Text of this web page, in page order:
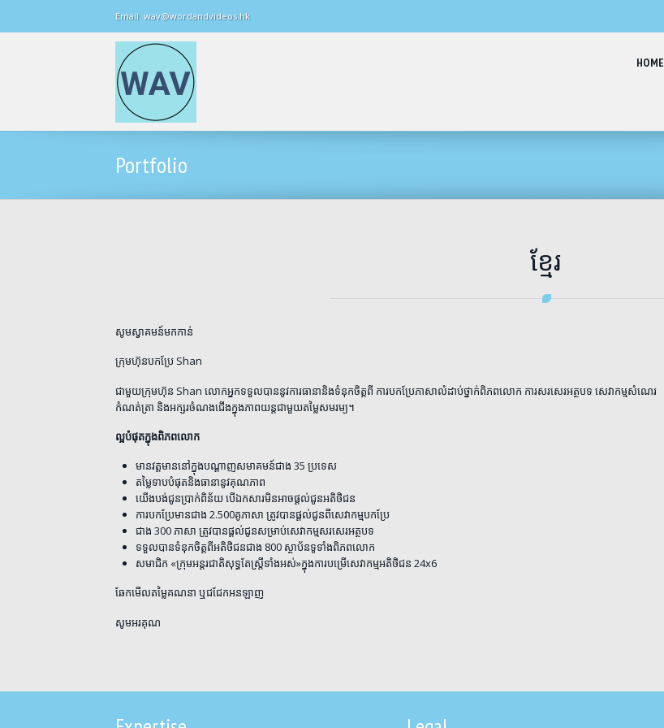
Email: wav@wordandvideos.hk
HOME
Portfolio
ខ្មែរ
សូមស្វាគមន៍មកកាន់
ក្រុមហ៊ុនបកប្រែ Shan
ជាមួយក្រុមហ៊ុន Shan លោកអ្នកទទួលបាននូវការធានានិងទំនុកចិត្តពី ការបកប្រែភាសាលំដាប់ថ្នាក់ពិភពលោក ការសរសេរអត្ថបទ សេវាកម្មសំណេរ
កំណត់ត្រា និងអក្សរចំណងជើងក្នុងភាពយន្តជាមួយតម្លៃសមរម្យ។
ល្អបំផុតក្នុងពិភពលោក
មានវត្តមាននៅក្នុងបណ្ដាញសមាគមន៍ជាង 35 ប្រទេស
តម្លៃទាបបំផុតនិងធានានូវគុណភាព
យើងបង់ជូនប្រាក់ពិន័យ បើឯកសារមិនអាចផ្ដល់ជូនអតិថិជន
ការបកប្រែមានជាង 2.500គូភាសា ត្រូវបានផ្ដល់ជូនពីសេវាកម្មបកប្រែ
ជាង 300 ភាសា ត្រូវបានផ្ដល់ជូនសម្រាប់សេវាកម្មសរសេរអត្ថបទ
ទទួលបានទំនុកចិត្តពីអតិថិជនជាង 800 ស្ថាប័នទូទាំងពិភពលោក
សមាជិក «ក្រុមអន្តរជាតិសុទ្ធតែស្ត្រីទាំងអស់»ក្នុងការបម្រើសេវាកម្មអតិថិជន 24x6
ឆែកមើលតម្លៃគណនា ឬជជែកអនឡាញ
សូមអរគុណ